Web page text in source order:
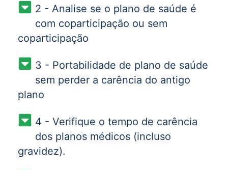
2 - Analise se o plano de saúde é
com coparticipação ou sem
coparticipação
3 - Portabilidade de plano de saúde
sem perder a carência do antigo
plano
4 - Verifique o tempo de carência
dos planos médicos (incluso
gravidez).